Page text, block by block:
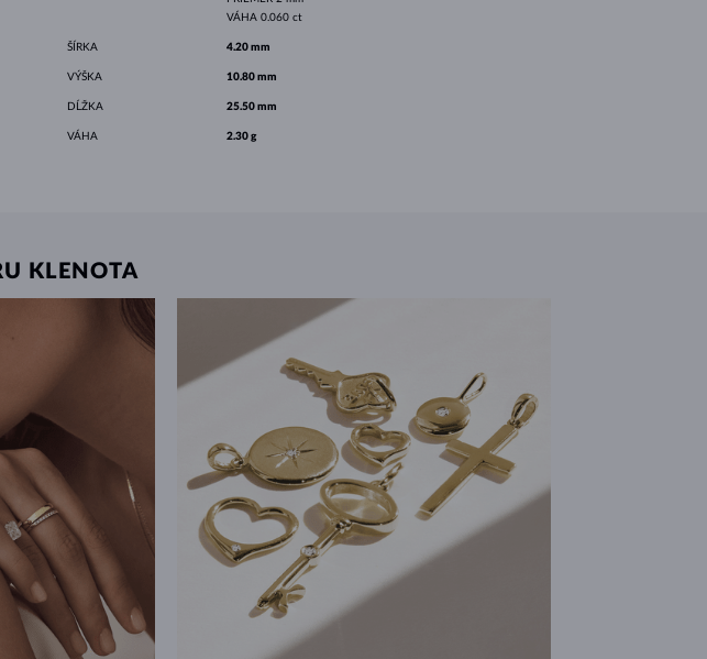
VÁHA 0.060 ct
ŠÍRKA 4.20 mm
VÝŠKA 10.80 mm
DĹŽKA 25.50 mm
VÁHA 2.30 g
KLENOTA